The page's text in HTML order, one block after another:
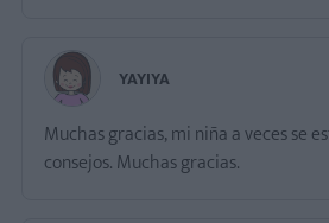
YAYIYA
Muchas gracias, mi niña a veces se
consejos. Muchas gracias.